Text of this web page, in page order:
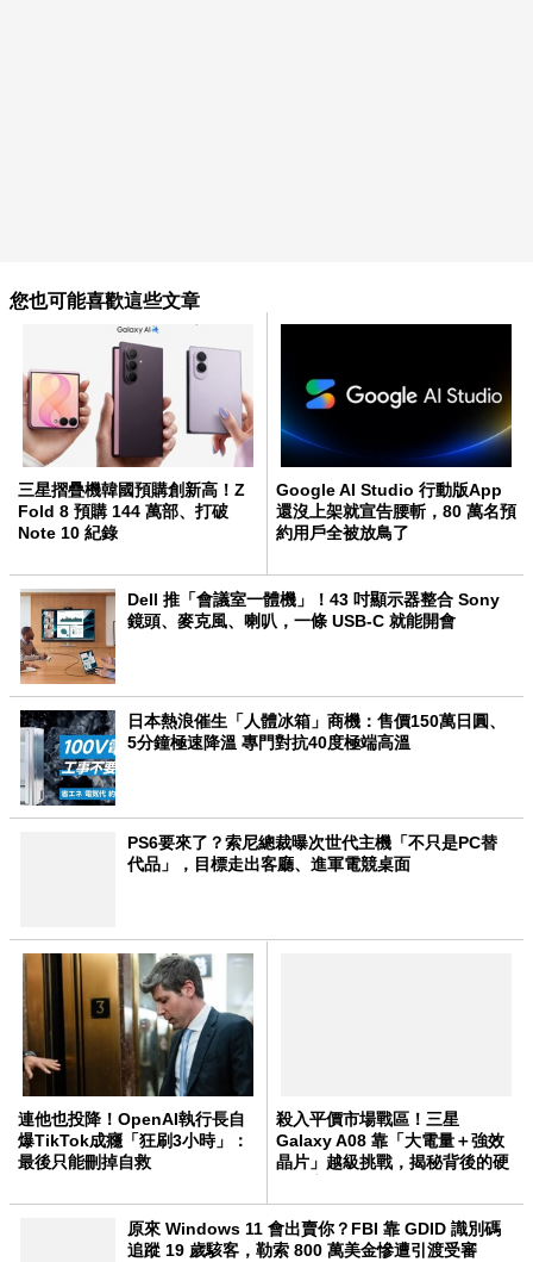
您也可能喜歡這些文章
三星摺疊機韓國預購創新高！Z
Fold 8 預購 144 萬部、打破
Note 10 紀錄
Google AI Studio 行動版App
還沒上架就宣告腰斬，80 萬名預
約用戶全被放鳥了
Dell 推「會議室一體機」！43 吋顯示器整合 Sony
鏡頭、麥克風、喇叭，一條 USB-C 就能開會
日本熱浪催生「人體冰箱」商機：售價150萬日圓、
5分鐘極速降溫 專門對抗40度極端高溫
PS6要來了？索尼總裁曝次世代主機「不只是PC替
代品」，目標走出客廳、進軍電競桌面
連他也投降！OpenAI執行長自
爆TikTok成癮「狂刷3小時」：
最後只能刪掉自救
殺入平價市場戰區！三星
Galaxy A08 靠「大電量＋強效
晶片」越級挑戰，揭秘背後的硬
原來 Windows 11 會出賣你？FBI 靠 GDID 識別碼
追蹤 19 歲駭客，勒索 800 萬美金慘遭引渡受審